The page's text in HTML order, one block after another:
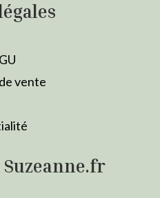
vente